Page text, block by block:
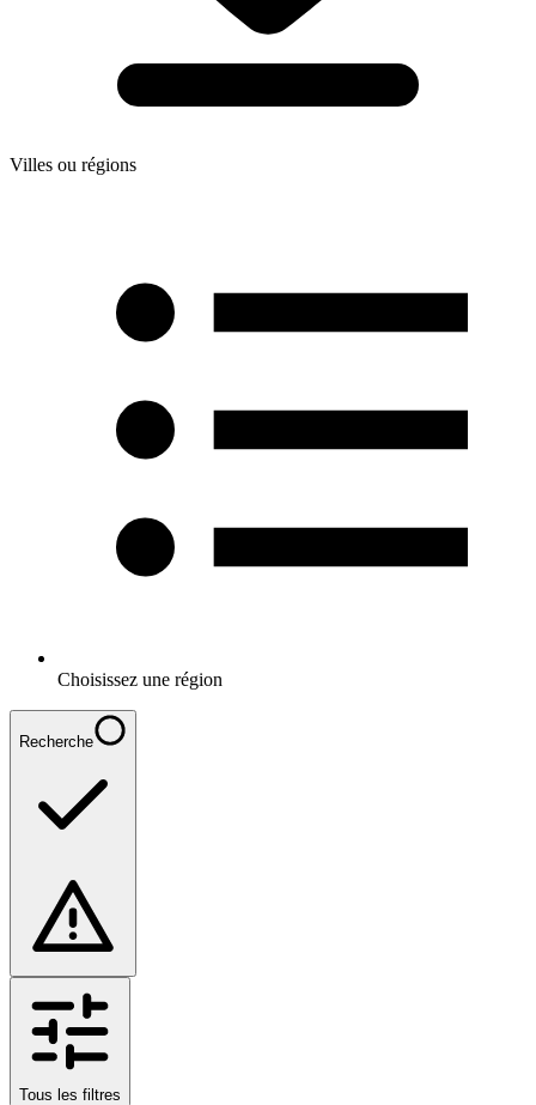
Villes ou régions
Choisissez une région
Recherche
Tous les filtres